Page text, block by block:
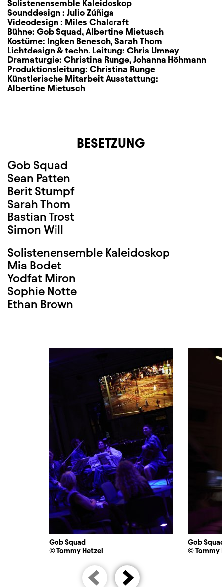
Solistenensemble Kaleidoskop
Sounddesign : Julio Zúñiga
Videodesign : Miles Chalcraft
Bühne: Gob Squad, Albertine Mietusch
Kostüme: Ingken Benesch, Sarah Thom
Lichtdesign & techn. Leitung: Chris Umney
Dramaturgie: Christina Runge, Johanna Höhmann
Produktionsleitung: Christina Runge
Künstlerische Mitarbeit Ausstattung:
Albertine Mietusch
BESETZUNG
Gob Squad
Sean Patten
Berit Stumpf
Sarah Thom
Bastian Trost
Simon Will
Solistenensemble Kaleidoskop
Mia Bodet
Yodfat Miron
Sophie Notte
Ethan Brown
Gob Squad
© Tommy Hetzel
Gob
© Tommy